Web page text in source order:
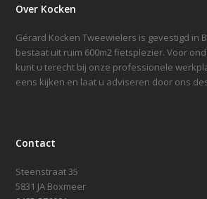
Over Kocken
Gérard Kocken Tweewielers is gevestigd in
bestaat uit ruim 600m2 fietsplezier. Voor
kunt u terecht bij onze professionele
eens kijken en laat u adviseren door ons
Contact
Steenstraat 35
5831 JA Boxmeer